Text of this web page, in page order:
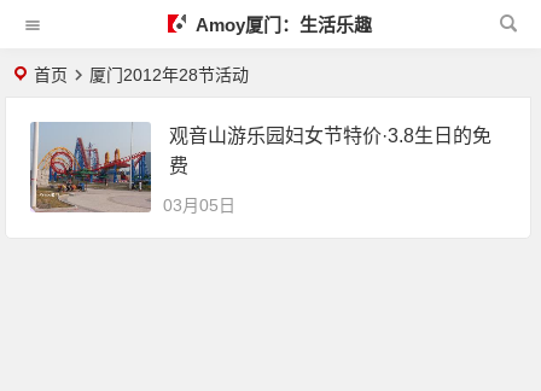
Amoy厦门：生活乐趣
首页 厦门2012年28节活动
观音山游乐园妇女节特价·3.8生日的免
费
03月05日